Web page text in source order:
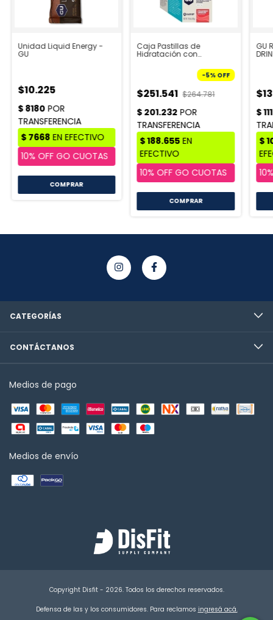
Unidad Liquid Energy -
GU
$10.225
COMPRAR
Caja Pastillas de
Hidratación con
-5% OFF
$251.541 $264.781
COMPRAR
GU
CATEGORÍAS
CONTÁCTANOS
Medios de pago
Medios de envío
Copyright Disfit - 2026. Todos los derechos reservados.
Defensa de las y los consumidores. Para reclamos ingresá acá.